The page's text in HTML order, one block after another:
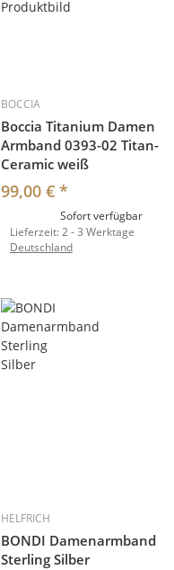
BOCCIA
Boccia Titanium Damen
Armband 0393-02 Titan-
Ceramic weiß
99,00 € *
Sofort verfügbar
Lieferzeit:2 - 3 Werktage
Deutschland
HELFRICH
BONDI Damenarmband
Sterling Silber